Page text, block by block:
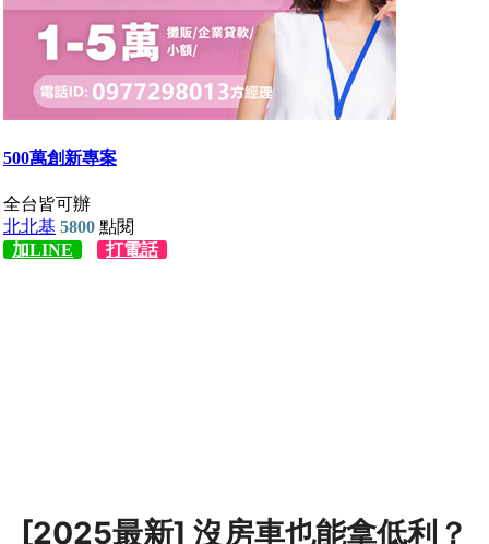
[2025最新] 沒房車也能拿低利？